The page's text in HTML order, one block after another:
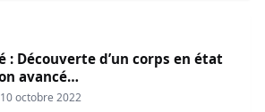
: Découverte d’un corps en état
avancé…
10 octobre 2022